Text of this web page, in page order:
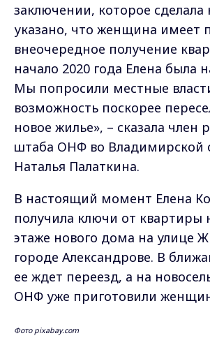
заключении, которое сделала
указано, что женщина имеет
внеочередное получение
начало 2020 года Елена была
Мы попросили местные
возможность поскорее
новое жилье», – сказала член
штаба ОНФ во Владимирской
Наталья Палаткина.
В настоящий момент Елена
получила ключи от квартиры
этаже нового дома на улице
городе Александрове. В
ее ждет переезд, а на
ОНФ уже приготовили
Фото pixabay.com